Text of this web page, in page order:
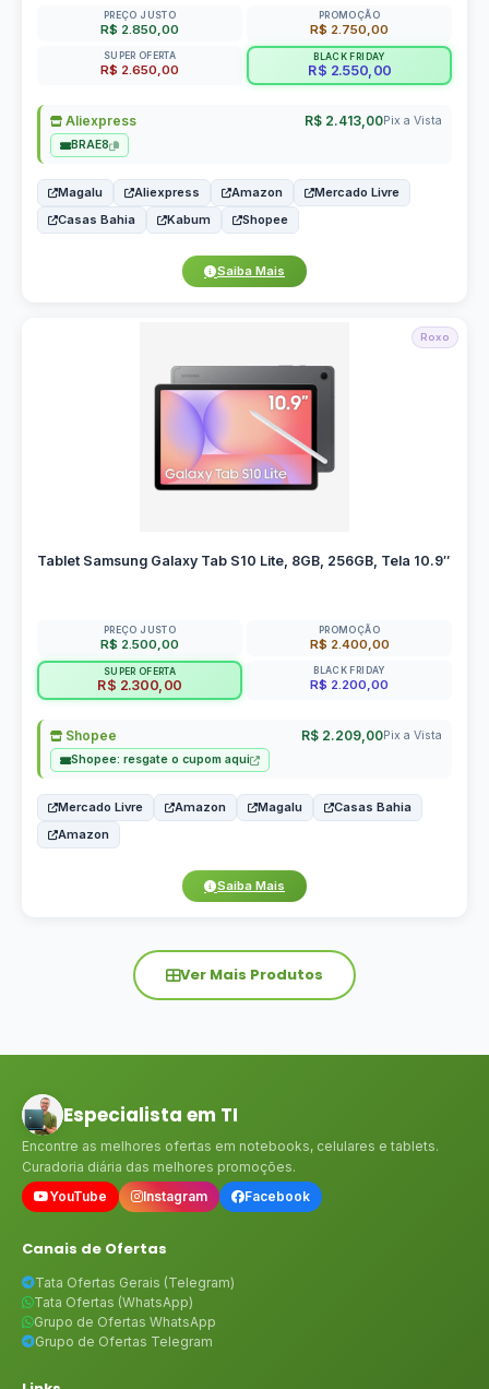
PREÇO JUSTO
R$ 2.850,00
PROMOÇÃO
R$ 2.750,00
SUPER OFERTA
R$ 2.650,00
BLACK FRIDAY
R$ 2.550,00
Aliexpress R$ 2.413,00Pix a Vista
BRAE8
Magalu Aliexpress Amazon
Mercado Livre
Casas Bahia
Kabum Shopee
Saiba Mais
Roxo
Tablet Samsung Galaxy Tab S10 Lite, 8GB, 256GB, Tela 10.9″
PREÇO JUSTO
R$ 2.500,00
PROMOÇÃO
R$ 2.400,00
SUPER OFERTA
R$ 2.300,00
BLACK FRIDAY
R$ 2.200,00
Shopee R$ 2.209,00Pix a Vista
Shopee: resgate o cupom aqui
Mercado Livre Amazon Magalu
Casas Bahia
Amazon
Saiba Mais
Ver Mais Produtos
Especialista em TI
Encontre as melhores ofertas em notebooks, celulares e tablets.
Curadoria diária das melhores promoções.
YouTube
Instagram Facebook
Canais de Ofertas
Tata Ofertas Gerais (Telegram)
Tata Ofertas (WhatsApp)
Grupo de Ofertas WhatsApp
Grupo de Ofertas Telegram